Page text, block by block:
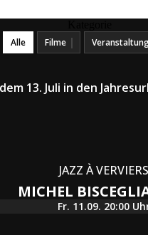
Alle
Filme
13. Juli in den
JAZZ À VERVIERS
MICHEL
Fr. 11.09. 20:00